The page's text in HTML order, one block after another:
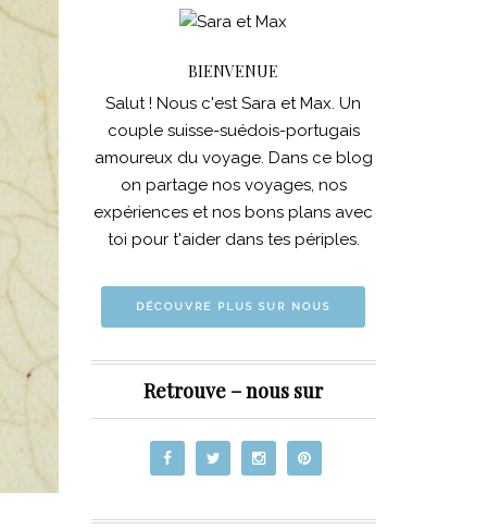
BIENVENUE
Salut ! Nous c'est Sara et Max. Un
couple suisse-suédois-portugais
amoureux du voyage. Dans ce blog
on partage nos voyages, nos
expériences et nos bons plans avec
toi pour t'aider dans tes périples.
DÉCOUVRE PLUS SUR NOUS
Retrouve – nous sur